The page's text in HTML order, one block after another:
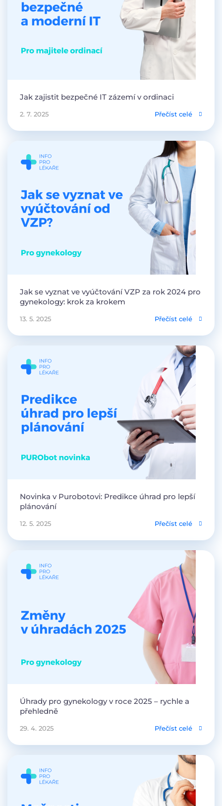
Jak zajistit bezpečné IT zázemí v ordinaci
2. 7. 2025 Přečíst celé
Jak se vyznat ve vyúčtování VZP za rok 2024 pro
gynekology: krok za krokem
13. 5. 2025 Přečíst celé
Novinka v Purobotovi: Predikce úhrad pro lepší
plánování
12. 5. 2025 Přečíst celé
Úhrady pro gynekology v roce 2025 – rychle a
přehledně
29. 4. 2025 Přečíst celé